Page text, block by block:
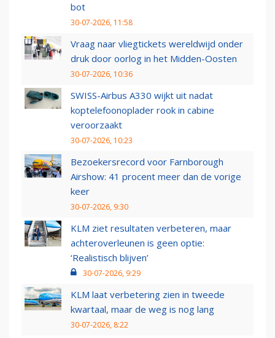
bot
30-07-2026, 11:58
Vraag naar vliegtickets wereldwijd onder
druk door oorlog in het Midden-Oosten
30-07-2026, 10:36
SWISS-Airbus A330 wijkt uit nadat
koptelefoonoplader rook in cabine
veroorzaakt
30-07-2026, 10:23
Bezoekersrecord voor Farnborough
Airshow: 41 procent meer dan de vorige
keer
30-07-2026, 9:30
KLM ziet resultaten verbeteren, maar
achteroverleunen is geen optie:
‘Realistisch blijven’
30-07-2026, 9:29
KLM laat verbetering zien in tweede
kwartaal, maar de weg is nog lang
30-07-2026, 8:22